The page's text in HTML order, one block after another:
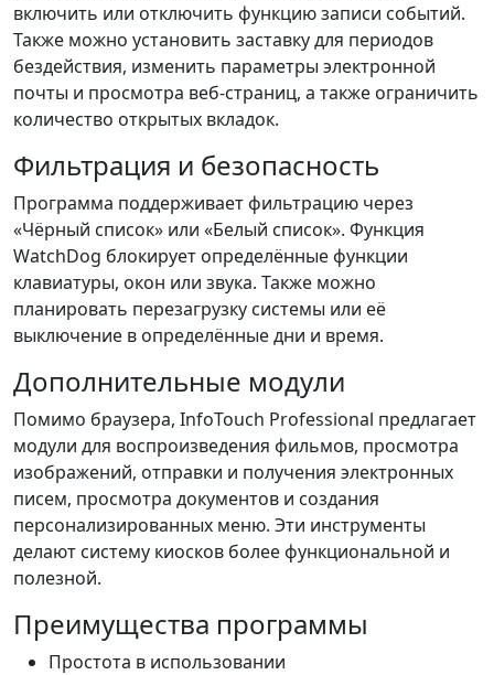
включить или отключить функцию записи событий.
Также можно установить заставку для периодов
бездействия, изменить параметры электронной
почты и просмотра веб-страниц, а также ограничить
количество открытых вкладок.
Фильтрация и безопасность
Программа поддерживает фильтрацию через
«Чёрный список» или «Белый список». Функция
WatchDog блокирует определённые функции
клавиатуры, окон или звука. Также можно
планировать перезагрузку системы или её
выключение в определённые дни и время.
Дополнительные модули
Помимо браузера, InfoTouch Professional предлагает
модули для воспроизведения фильмов, просмотра
изображений, отправки и получения электронных
писем, просмотра документов и создания
персонализированных меню. Эти инструменты
делают систему киосков более функциональной и
полезной.
Преимущества программы
Простота в использовании